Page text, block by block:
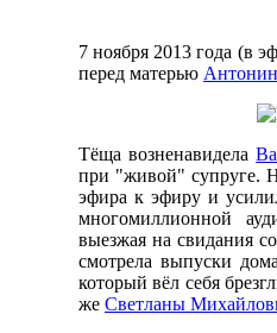
7 ноября 2013 года (в
перед матерью
Тёща возненавидела
при "живой" супруге.
эфира к эфиру и
многомиллионной
выезжая на свидания со
смотрела выпуски
который вёл себя
же Светланы